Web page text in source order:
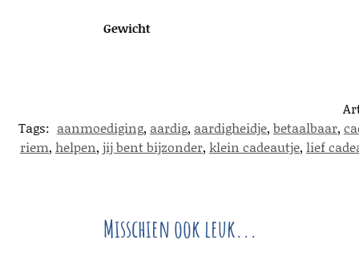
Gewicht
Tags: aanmoediging, aardig, aardigheidje, betaalbaar,
riem, helpen, jij bent bijzonder, klein cadeautje, lief
Misschien ook leuk...